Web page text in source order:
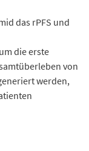
das rPFS und
die erste
von
werden,